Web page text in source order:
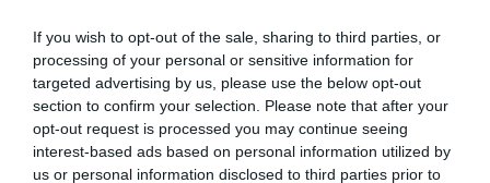
If you wish to opt-out of the sale, sharing to third parties, or
processing of your personal or sensitive information for
targeted advertising by us, please use the below opt-out
section to confirm your selection. Please note that after your
opt-out request is processed you may continue seeing
interest-based ads based on personal information utilized by
us or personal information disclosed to third parties prior to
Τα «τριφυλλάκια» στο φιλέ
Οι ακαδημίες βόλεϊ του Παναθηναϊκού έδωσαν δυνατές
μάχες και αυτό το Σαββατοκύριακο
01.03.2026 ΑΚΑΔΗΜΙΑ ΒΟΛΕΪ ΓΥΝΑΙΚΩΝ